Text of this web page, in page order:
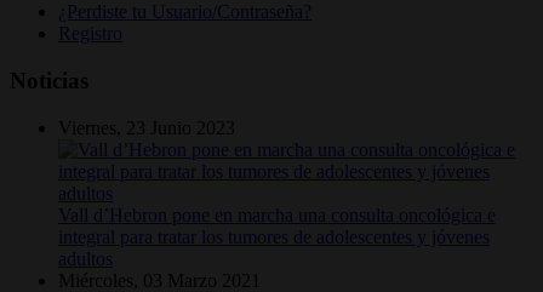
¿Perdiste tu Usuario/Contraseña?
Registro
Noticias
Viernes, 23 Junio 2023
Vall d’Hebron pone en marcha una consulta oncológica e
integral para tratar los tumores de adolescentes y jóvenes
adultos
Miércoles, 03 Marzo 2021